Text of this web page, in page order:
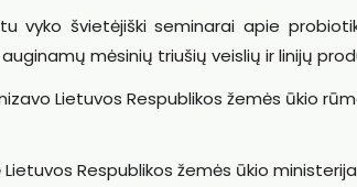
vyko švietėjiški seminarai apie
mėsinių triušių veislių ir linijų
Lietuvos Respublikos žemės ūkio
Respublikos žemės ūkio ministerija